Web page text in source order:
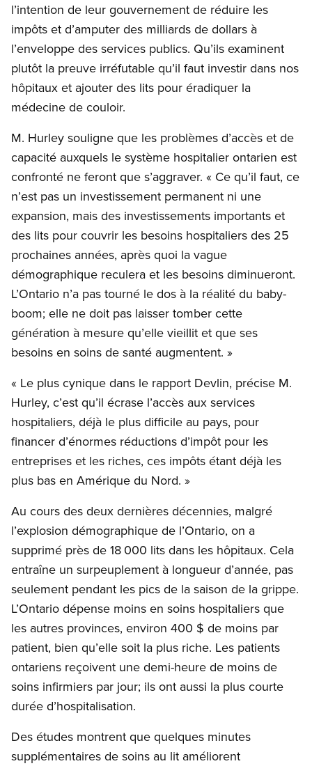
l’intention de leur gouvernement de réduire les
impôts et d’amputer des milliards de dollars à
l’enveloppe des services publics. Qu’ils examinent
plutôt la preuve irréfutable qu’il faut investir dans nos
hôpitaux et ajouter des lits pour éradiquer la
médecine de couloir.
M. Hurley souligne que les problèmes d’accès et de
capacité auxquels le système hospitalier ontarien est
confronté ne feront que s’aggraver. « Ce qu’il faut, ce
n’est pas un investissement permanent ni une
expansion, mais des investissements importants et
des lits pour couvrir les besoins hospitaliers des 25
prochaines années, après quoi la vague
démographique reculera et les besoins diminueront.
L’Ontario n’a pas tourné le dos à la réalité du baby-
boom; elle ne doit pas laisser tomber cette
génération à mesure qu’elle vieillit et que ses
besoins en soins de santé augmentent. »
« Le plus cynique dans le rapport Devlin, précise M.
Hurley, c’est qu’il écrase l’accès aux services
hospitaliers, déjà le plus difficile au pays, pour
financer d’énormes réductions d’impôt pour les
entreprises et les riches, ces impôts étant déjà les
plus bas en Amérique du Nord. »
Au cours des deux dernières décennies, malgré
l’explosion démographique de l’Ontario, on a
supprimé près de 18 000 lits dans les hôpitaux. Cela
entraîne un surpeuplement à longueur d’année, pas
seulement pendant les pics de la saison de la grippe.
L’Ontario dépense moins en soins hospitaliers que
les autres provinces, environ 400 $ de moins par
patient, bien qu’elle soit la plus riche. Les patients
ontariens reçoivent une demi-heure de moins de
soins infirmiers par jour; ils ont aussi la plus courte
durée d’hospitalisation.
Des études montrent que quelques minutes
supplémentaires de soins au lit améliorent